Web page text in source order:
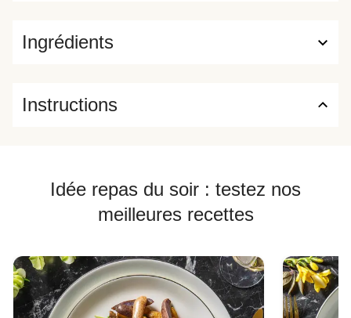
Ingrédients
Instructions
Idée repas du soir : testez nos
meilleures recettes